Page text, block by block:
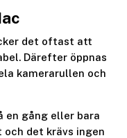
det oftast att
Därefter öppnas
kamerarullen och
en gång eller bara
och det krävs ingen